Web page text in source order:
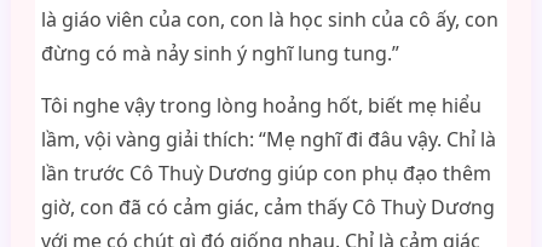
là giáo viên của con, con là học sinh của cô ấy, con
đừng có mà nảy sinh ý nghĩ lung tung.”
Tôi nghe vậy trong lòng hoảng hốt, biết mẹ hiểu
lầm, vội vàng giải thích: “Mẹ nghĩ đi đâu vậy. Chỉ là
lần trước Cô Thuỳ Dương giúp con phụ đạo thêm
giờ, con đã có cảm giác, cảm thấy Cô Thuỳ Dương
với mẹ có chút gì đó giống nhau. Chỉ là cảm giác